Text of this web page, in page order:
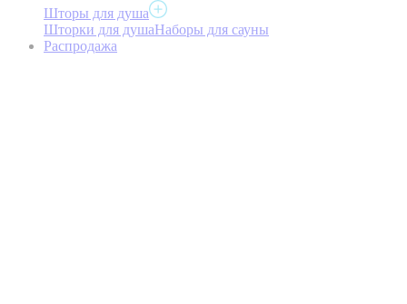
Шторы для душа
Шторки для душаНаборы для сауны
Распродажа